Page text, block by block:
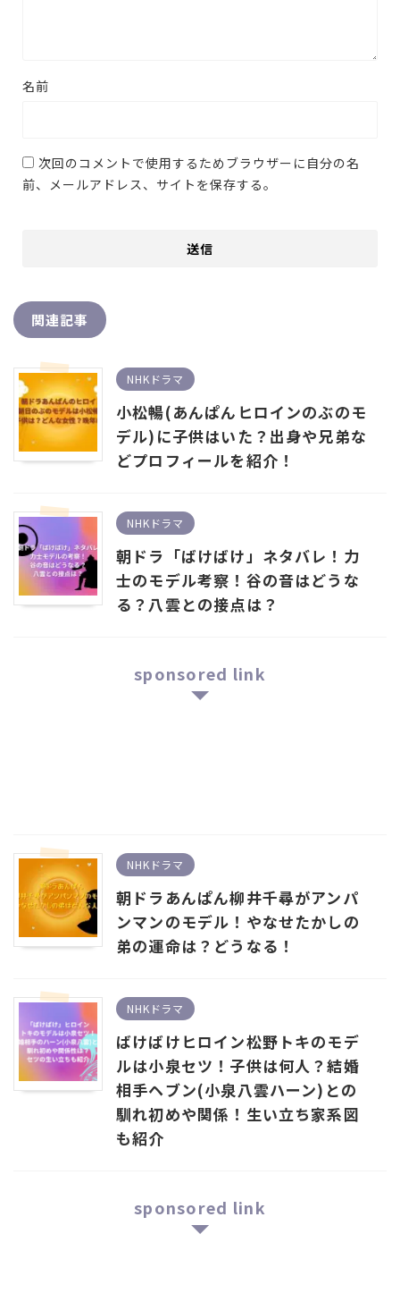
名前
次回のコメントで使用するためブラウザーに自分の名
前、メールアドレス、サイトを保存する。
関連記事
NHKドラマ
小松暢(あんぱんヒロインのぶのモ
デル)に子供はいた？出身や兄弟な
どプロフィールを紹介！
NHKドラマ
朝ドラ「ばけばけ」ネタバレ！力
士のモデル考察！谷の音はどうな
る？八雲との接点は？
sponsored link
NHKドラマ
朝ドラあんぱん柳井千尋がアンパ
ンマンのモデル！やなせたかしの
弟の運命は？どうなる！
NHKドラマ
ばけばけヒロイン松野トキのモデ
ルは小泉セツ！子供は何人？結婚
相手ヘブン(小泉八雲ハーン)との
馴れ初めや関係！生い立ち家系図
も紹介
sponsored link